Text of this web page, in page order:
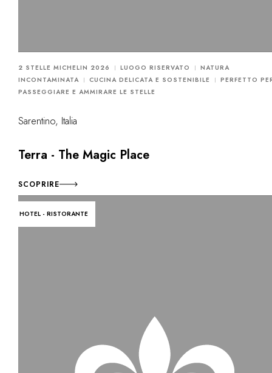
2 STELLE MICHELIN 2026 LUOGO RISERVATO
NATURA
INCONTAMINATA
CUCINA DELICATA E SOSTENIBILE
PERFETTO
PASSEGGIARE E AMMIRARE LE STELLE
Sarentino, Italia
Terra - The Magic Place
SCOPRIRE
HOTEL - RISTORANTE